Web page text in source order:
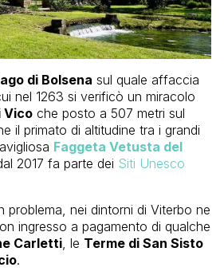
di Bolsena sul quale affaccia
nel 1263 si verificò un miracolo
Vico che posto a 507 metri sul
il primato di altitudine tra i grandi
Faggeta Vetusta del
2017 fa parte dei Siti Unesco
problema, nei dintorni di Viterbo ne
ingresso a pagamento di qualche
Carletti, le Terme di San Sisto
.